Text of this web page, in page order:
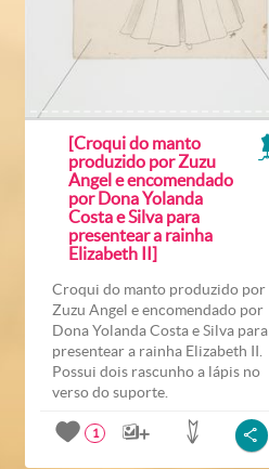
[Croqui do manto
produzido por Zuzu
Angel e encomendado
por Dona Yolanda
Costa e Silva para
presentear a rainha
Elizabeth II]
Croqui do manto produzido por
Zuzu Angel e encomendado por
Dona Yolanda Costa e Silva para
presentear a rainha Elizabeth II.
Possui dois rascunho a lápis no
verso do suporte.
1